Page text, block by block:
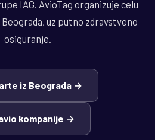
IAG. AvioTag organizuje celu
uz putno zdravstveno
osiguranje.
iz Beograda →
kompanije →